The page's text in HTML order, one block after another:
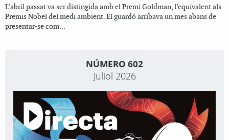
L’abril passat va ser distingida amb el Premi Goldman, l’equivalent als
Premis Nobel del medi ambient. El guardó arribava un mes abans de
presentar-se com...
NÚMERO 602
Juliol 2026